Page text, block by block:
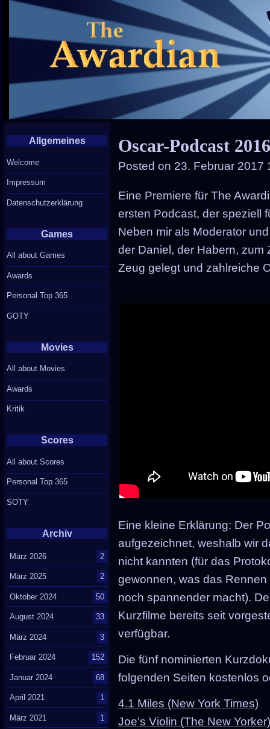
Oscar-Podcast
Posted on 23. Februar 2017
Eine Premiere für The
ersten Podcast, der speziell
Neben mir als Moderator
der Daniel, der Habern, zum
Zeug gelegt und zahlreiche
Eine kleine Erklärung: Der
aufgezeichnet, weshalb wir
nicht kannten (für das
gewonnen, was das
noch spannender macht).
Kurzfilme bereits seit
verfügbar.
Die fünf nominierten
folgenden Seiten kostenlos
4.1 Miles (New York Times)
Joe’s Violin (The New
Allgemeines
Welcome
Impressum
Datenschutzerklärung
Games
All about Games
Awards
Personal Top 365
GOTY
Movies
All about Movies
Awards
Kritik
Scores
All about Scores
Personal Top 365
SOTY
Archiv
März 2026 2
März 2025 2
Oktober 2024 50
August 2024 33
März 2024 3
Februar 2024 152
Januar 2024 68
April 2021 1
März 2021 1